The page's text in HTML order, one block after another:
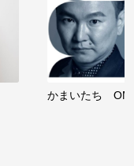
かまいたち